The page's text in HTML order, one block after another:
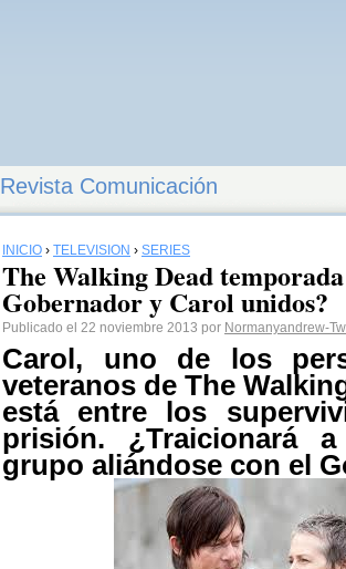
Revista Comunicación
INICIO › TELEVISIÓN › SERIES
The Walking Dead
Gobernador y Carol unidos?
Publicado el 22 noviembre 2013 por Normanyandrew-
Carol, uno de los
veteranos de The
está entre los
prisión. ¿Traicionará
grupo aliándose con el